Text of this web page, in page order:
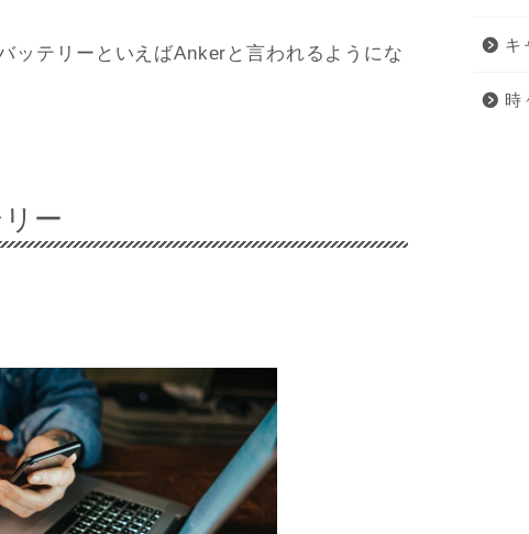
ッテリーといえばAnkerと言われるようにな
ー
キ
時